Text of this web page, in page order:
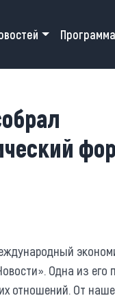
Одна из его
отношений. От